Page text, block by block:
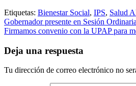
Etiquetas: Bienestar Social, IPS, Salud
Navegación
de
entradas
Gobernador presente en Sesión
Firmamos convenio con la UPAP para
Deja una respuesta
Tu dirección de correo electrónico no